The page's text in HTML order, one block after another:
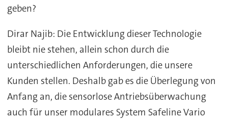
geben?
Dirar Najib: Die Entwicklung dieser Technologie
bleibt nie stehen, allein schon durch die
unterschiedlichen Anforderungen, die unsere
Kunden stellen. Deshalb gab es die Überlegung von
Anfang an, die sensorlose Antriebsüberwachung
auch für unser modulares System Safeline Vario